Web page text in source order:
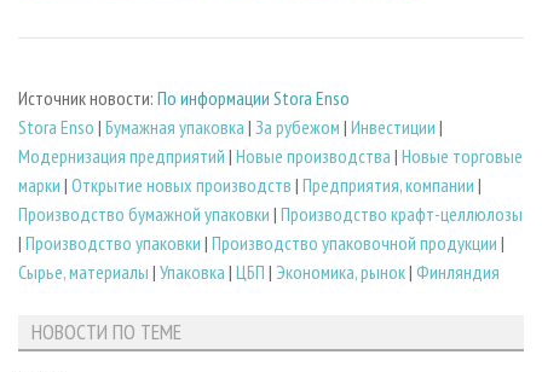
Источник новости: По информации Stora Enso
Stora Enso | Бумажная упаковка | За рубежом | Инвестиции |
Модернизация предприятий | Новые производства | Новые торговые
марки | Открытие новых производств | Предприятия, компании |
Производство бумажной упаковки | Производство крафт-целлюлозы
| Производство упаковки | Производство упаковочной продукции |
Сырье, материалы | Упаковка | ЦБП | Экономика, рынок| Финляндия
НОВОСТИ ПО ТЕМЕ